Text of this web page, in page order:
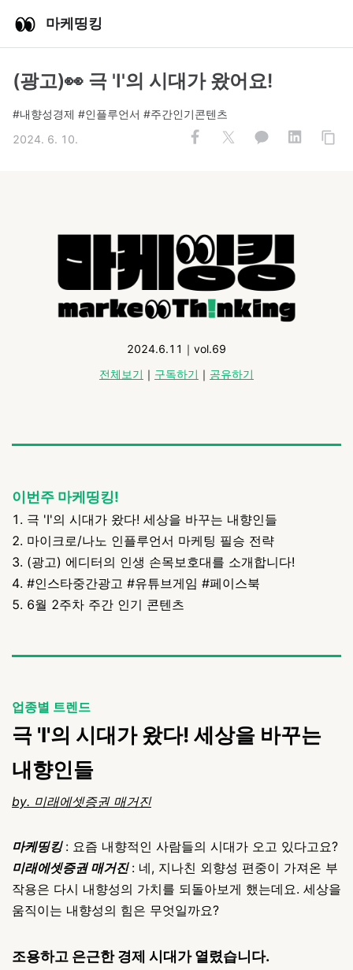
마케띵킹
(광고)👀 극 'I'의 시대가 왔어요!
#내향성경제 #인플루언서 #주간인기콘텐츠
2024. 6. 10.
2024.6.11｜vol.69
전체보기 ｜ 구독하기 ｜ 공유하기
이번주 마케띵킹!
1. 극 'I'의 시대가 왔다! 세상을 바꾸는 내향인들
2. 마이크로/나노 인플루언서 마케팅 필승 전략
3. (광고) 에디터의 인생 손목보호대를 소개합니다!
4. #인스타중간광고 #유튜브게임 #페이스북
5. 6월 2주차 주간 인기 콘텐츠
업종별 트렌드
극 'I'의 시대가 왔다! 세상을 바꾸는
내향인들
by. 미래에셋증권 매거진
마케띵킹: 요즘 내향적인 사람들의 시대가 오고 있다고요?
미래에셋증권 매거진: 네, 지나친 외향성 편중이 가져온 부
작용은 다시 내향성의 가치를 되돌아보게 했는데요. 세상을
움직이는 내향성의 힘은 무엇일까요?
조용하고 은근한 경제 시대가 열렸습니다.